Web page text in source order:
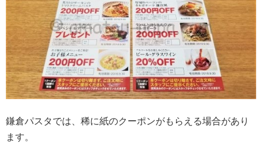
鎌倉パスタでは、稀に紙のクーポンがもらえる場合があり
ます。